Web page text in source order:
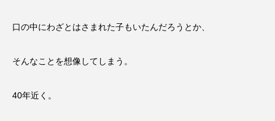
口の中にわざとはさまれた子もいたんだろうとか、
そんなことを想像してしまう。
40年近く。